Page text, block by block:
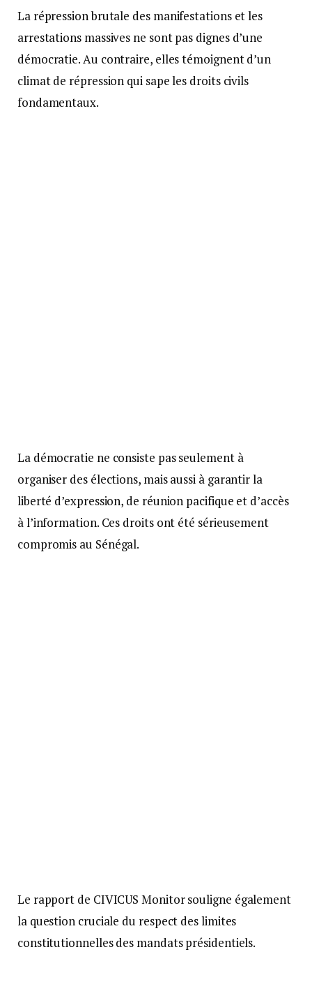
La répression brutale des manifestations et les
arrestations massives ne sont pas dignes d’une
démocratie. Au contraire, elles témoignent d’un
climat de répression qui sape les droits civils
fondamentaux.
La démocratie ne consiste pas seulement à
organiser des élections, mais aussi à garantir la
liberté d’expression, de réunion pacifique et d’accès
à l’information. Ces droits ont été sérieusement
compromis au Sénégal.
Le rapport de CIVICUS Monitor souligne également
la question cruciale du respect des limites
constitutionnelles des mandats présidentiels.